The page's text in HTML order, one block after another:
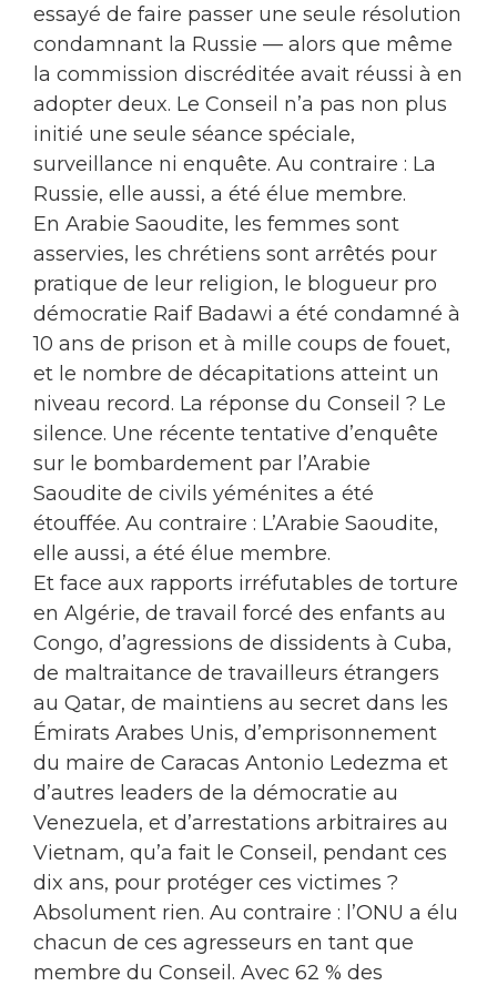
essayé de faire passer une seule résolution
condamnant la Russie — alors que même
la commission discréditée avait réussi à en
adopter deux. Le Conseil n’a pas non plus
initié une seule séance spéciale,
surveillance ni enquête. Au contraire : La
Russie, elle aussi, a été élue membre.
En Arabie Saoudite, les femmes sont
asservies, les chrétiens sont arrêtés pour
pratique de leur religion, le blogueur pro
démocratie Raif Badawi a été condamné à
10 ans de prison et à mille coups de fouet,
et le nombre de décapitations atteint un
niveau record. La réponse du Conseil ? Le
silence. Une récente tentative d’enquête
sur le bombardement par l’Arabie
Saoudite de civils yéménites a été
étouffée. Au contraire : L’Arabie Saoudite,
elle aussi, a été élue membre.
Et face aux rapports irréfutables de torture
en Algérie, de travail forcé des enfants au
Congo, d’agressions de dissidents à Cuba,
de maltraitance de travailleurs étrangers
au Qatar, de maintiens au secret dans les
Émirats Arabes Unis, d’emprisonnement
du maire de Caracas Antonio Ledezma et
d’autres leaders de la démocratie au
Venezuela, et d’arrestations arbitraires au
Vietnam, qu’a fait le Conseil, pendant ces
dix ans, pour protéger ces victimes ?
Absolument rien. Au contraire : l’ONU a élu
chacun de ces agresseurs en tant que
membre du Conseil. Avec 62 % des